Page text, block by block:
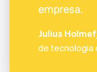
empresa.
Julius
de tecnologia